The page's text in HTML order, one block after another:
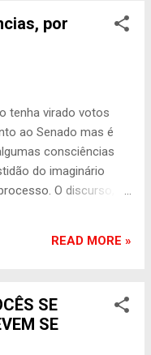
o PMDB de
pelas lutas que
Agência Brasil Caso
de impeachment, a
Rousseff disse que
com o que chamou
a presidenta, uma
para um campo
desestabilizar o seu
chamou de PMDB do
por
tenha virado votos
ao Senado mas é
consciências
do imaginário
O discurso, a
estadista, ainda que
sintonizado com a
Latina, que não
quarteladas, pode
READ MORE »
SE
SE